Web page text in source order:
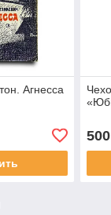
Агнесса
500